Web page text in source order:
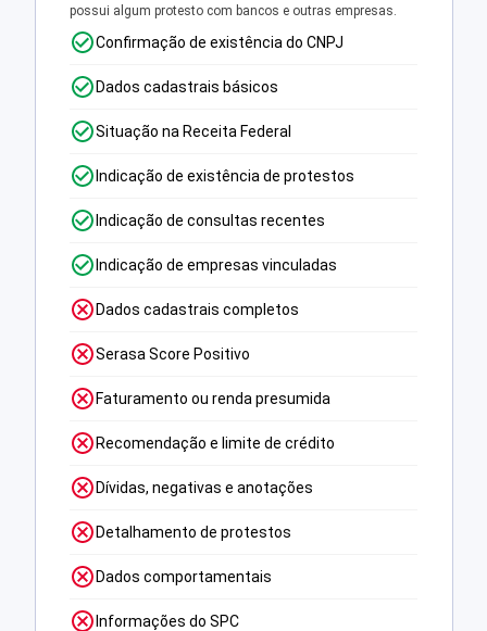
possui algum protesto com bancos e outras empresas.
Confirmação de existência do CNPJ
Dados cadastrais básicos
Situação na Receita Federal
Indicação de existência de protestos
Indicação de consultas recentes
Indicação de empresas vinculadas
Dados cadastrais completos
Serasa Score Positivo
Faturamento ou renda presumida
Recomendação e limite de crédito
Dívidas, negativas e anotações
Detalhamento de protestos
Dados comportamentais
Informações do SPC